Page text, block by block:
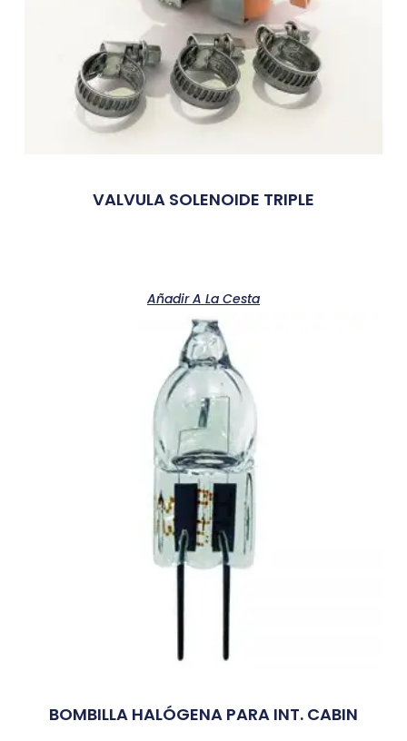
VALVULA SOLENOIDE TRIPLE
Añadir A La Cesta
BOMBILLA HALÓGENA PARA INT. CABIN